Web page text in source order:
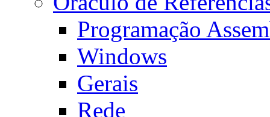
Programação
Windows
Gerais
Rede